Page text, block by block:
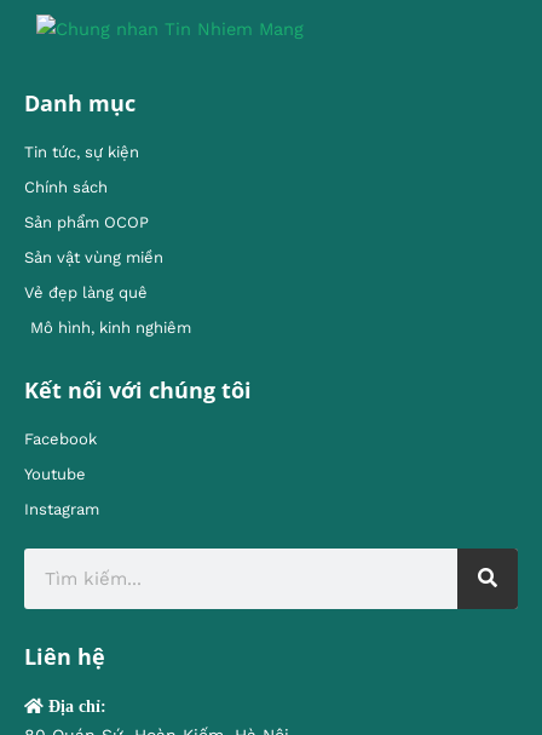
Danh mục
Tin tức, sự kiện
Chính sách
Sản phẩm OCOP
Sản vật vùng miền
Vẻ đẹp làng quê
Mô hình, kinh nghiêm
Kết nối với chúng tôi
Facebook
Youtube
Instagram
Liên hệ
Địa chỉ: